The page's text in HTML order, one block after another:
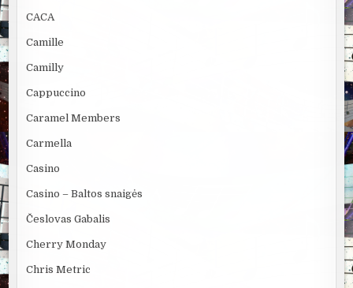
CACA
Camille
Camilly
Cappuccino
Caramel Members
Carmella
Casino
Casino – Baltos snaigės
Česlovas Gabalis
Cherry Monday
Chris Metric